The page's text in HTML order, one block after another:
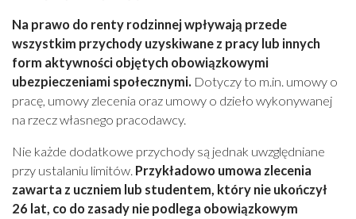
Na prawo do renty rodzinnej wpływają przede
wszystkim przychody uzyskiwane z pracy lub innych
form aktywności objętych obowiązkowymi
ubezpieczeniami społecznymi. Dotyczy to m.in. umowy o
pracę, umowy zlecenia oraz umowy o dzieło wykonywanej
na rzecz własnego pracodawcy.
Nie każde dodatkowe przychody są jednak uwzględniane
przy ustalaniu limitów. Przykładowo umowa zlecenia
zawarta z uczniem lub studentem, który nie ukończył
26 lat, co do zasady nie podlega obowiązkowym